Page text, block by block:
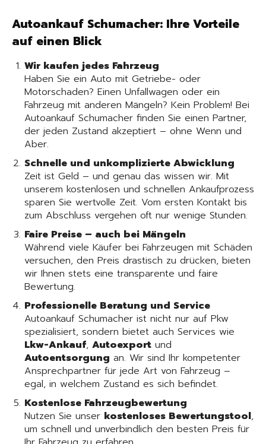
Autoankauf Schumacher: Ihre Vorteile
auf einen Blick
Wir kaufen jedes Fahrzeug
Haben Sie ein Auto mit Getriebe- oder
Motorschaden? Einen Unfallwagen oder ein
Fahrzeug mit anderen Mängeln? Kein Problem! Bei
Autoankauf Schumacher finden Sie einen Partner,
der jeden Zustand akzeptiert – ohne Wenn und
Aber.
Schnelle und unkomplizierte Abwicklung
Zeit ist Geld – und genau das wissen wir. Mit
unserem kostenlosen und schnellen Ankaufprozess
sparen Sie wertvolle Zeit. Vom ersten Kontakt bis
zum Abschluss vergehen oft nur wenige Stunden.
Faire Preise – auch bei Mängeln
Während viele Käufer bei Fahrzeugen mit Schäden
versuchen, den Preis drastisch zu drücken, bieten
wir Ihnen stets eine transparente und faire
Bewertung.
Professionelle Beratung und Service
Autoankauf Schumacher ist nicht nur auf Pkw
spezialisiert, sondern bietet auch Services wie
Lkw-Ankauf, Autoexport und
Autoentsorgung an. Wir sind Ihr kompetenter
Ansprechpartner für jede Art von Fahrzeug –
egal, in welchem Zustand es sich befindet.
Kostenlose Fahrzeugbewertung
Nutzen Sie unser kostenloses Bewertungstool,
um schnell und unverbindlich den besten Preis für